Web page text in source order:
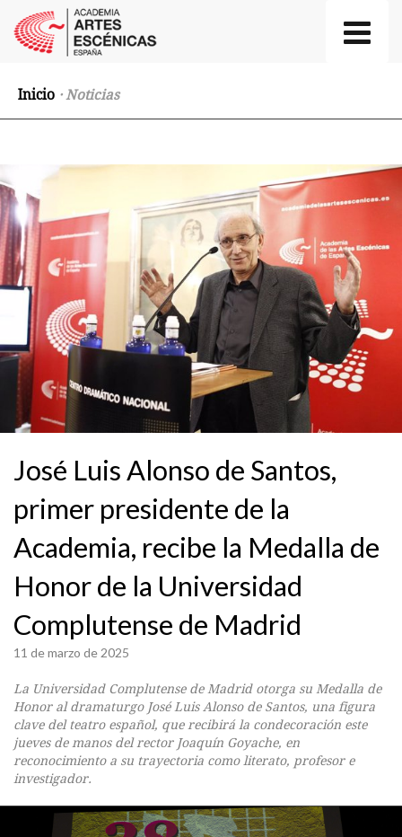
Inicio · Noticias
José Luis Alonso de Santos,
primer presidente de la
Academia, recibe la Medalla de
Honor de la Universidad
Complutense de Madrid
11 de marzo de 2025
La Universidad Complutense de Madrid otorga su Medalla de
Honor al dramaturgo José Luis Alonso de Santos, una figura
clave del teatro español, que recibirá la condecoración este
jueves de manos del rector Joaquín Goyache, en
reconocimiento a su trayectoria como literato, profesor e
investigador.